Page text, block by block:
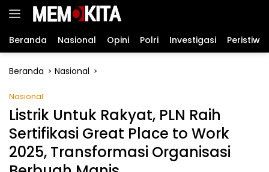
Langsung
Beranda Nasional Opini Polri Investigasi Peristiwa
Beranda Nasional
Nasional
Listrik Untuk Rakyat, PLN Raih
Sertifikasi Great Place to Work
2025, Transformasi Organisasi